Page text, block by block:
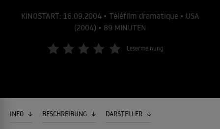
KINOSTART: 16.09.2004 • Téléfilm dramatique • USA
(2004) • 89 MINUTEN
Lesermeinung
INFO BESCHREIBUNG DARSTELLER